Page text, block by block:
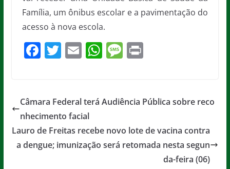
Família, um ônibus escolar e a pavimentação do
acesso à nova escola.
F
e
b
o
o
T
er
E
l
W
s
p
p
M
a
e
Pr
Câmara Federal terá Audiência Pública sobre reco
nhecimento facial
Lauro de Freitas recebe novo lote de vacina contra
a dengue; imunização será retomada nesta segun
da-feira (06)